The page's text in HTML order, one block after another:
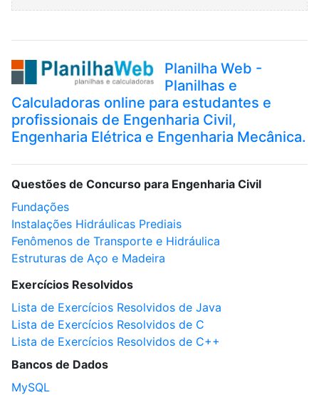
Planilha Web -
Planilhas e
Calculadoras online para estudantes e
profissionais de Engenharia Civil,
Engenharia Elétrica e Engenharia Mecânica.
Questões de Concurso para Engenharia Civil
Fundações
Instalações Hidráulicas Prediais
Fenômenos de Transporte e Hidráulica
Estruturas de Aço e Madeira
Exercícios Resolvidos
Lista de Exercícios Resolvidos de Java
Lista de Exercícios Resolvidos de C
Lista de Exercícios Resolvidos de C++
Bancos de Dados
MySQL